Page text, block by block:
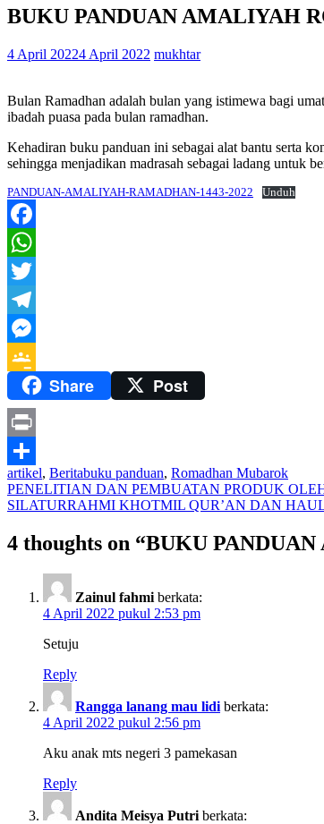
BUKU PANDUAN AMALIYAH
4 April 20224 April 2022 mukhtar
Bulan Ramadhan adalah bulan yang istimewa bagi
ibadah puasa pada bulan ramadhan.
Kehadiran buku panduan ini sebagai alat bantu serta
sehingga menjadikan madrasah sebagai ladang untuk
PANDUAN-AMALIYAH-RAMADHAN-1443-2022 Unduh
Facebook
WhatsApp
Twitter
Telegram
Messenger
Google
Classroom
Share Post
Print
Share
artikel, Beritabuku panduan, Romadhan Mubarok
Navigasi
pos
PENELITIAN DAN PEMBUATAN PRODUK
SILATURRAHMI KHOTMIL QUR’AN DAN
4 thoughts on “BUKU
Zainul fahmi berkata:
4 April 2022 pukul 2:53 pm
Setuju
Reply
Rangga lanang mau lidi berkata:
4 April 2022 pukul 2:56 pm
Aku anak mts negeri 3 pamekasan
Reply
Andita Meisya Putri berkata: